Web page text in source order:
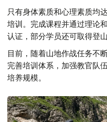
只有身体素质和心理素质均
培训。完成课程并通过理论
认证，部分学员还可取得登
目前，随着山地作战任务不
完善培训体系，加强教官队
培养规模。